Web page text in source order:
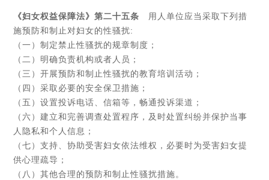
《妇女权益保障法》第二十五条 用人单位应当采取下列措
施预防和制止对妇女的性骚扰:
（一）制定禁止性骚扰的规章制度；
（二）明确负责机构或者人员；
（三）开展预防和制止性骚扰的教育培训活动；
（四）采取必要的安全保卫措施；
（五）设置投诉电话、信箱等，畅通投诉渠道；
（六）建立和完善调查处置程序，及时处置纠纷并保护当事
人隐私和个人信息；
（七）支持、协助受害妇女依法维权，必要时为受害妇女提
供心理疏导；
（八）其他合理的预防和制止性骚扰措施。